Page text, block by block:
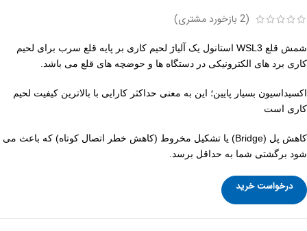
(
2 بازخورد مشتری)
شمش قلع WSL3 استانول یک آلیاژ لحیم کاری بر پایه قلع سرب برای لحیم
کاری برد های الکترونیکی در دستگاه ها و حوضچه های قلع می باشد.
اکسیداسیون بسیار پایین؛ این به معنی حداکثر کارایی با بالاترین کیفیت لحیم
کاری است
کاهش پل (Bridge) یا تشکیل مخروط (کاهش خطر اتصال کوتاه) که باعث می
شود برگشتی شما به حداقل برسد.
درخواست خرید